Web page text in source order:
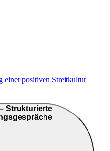
einer positiven Streitkultur
Strukturierte